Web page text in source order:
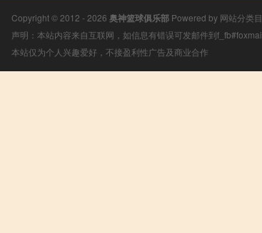
Copyright © 2012 - 2026 奥神篮球俱乐部 Powered by 网站分类
声明：本站内容来自互联网，如信息有错误可发邮件到
本站仅为个人兴趣爱好，不接盈利性广告及商业合作